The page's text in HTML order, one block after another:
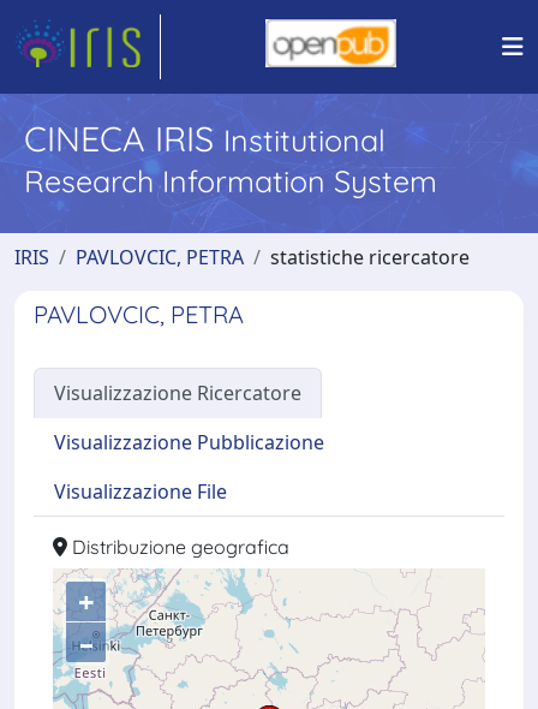
CINECA IRIS Institutional
Research Information System
IRIS PAVLOVCIC, PETRA statistiche ricercatore
PAVLOVCIC, PETRA
Visualizzazione Ricercatore
Visualizzazione Pubblicazione
Visualizzazione File
Distribuzione geografica
+
–